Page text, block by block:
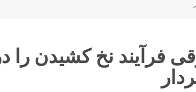
فرآیند نخ کشیدن را